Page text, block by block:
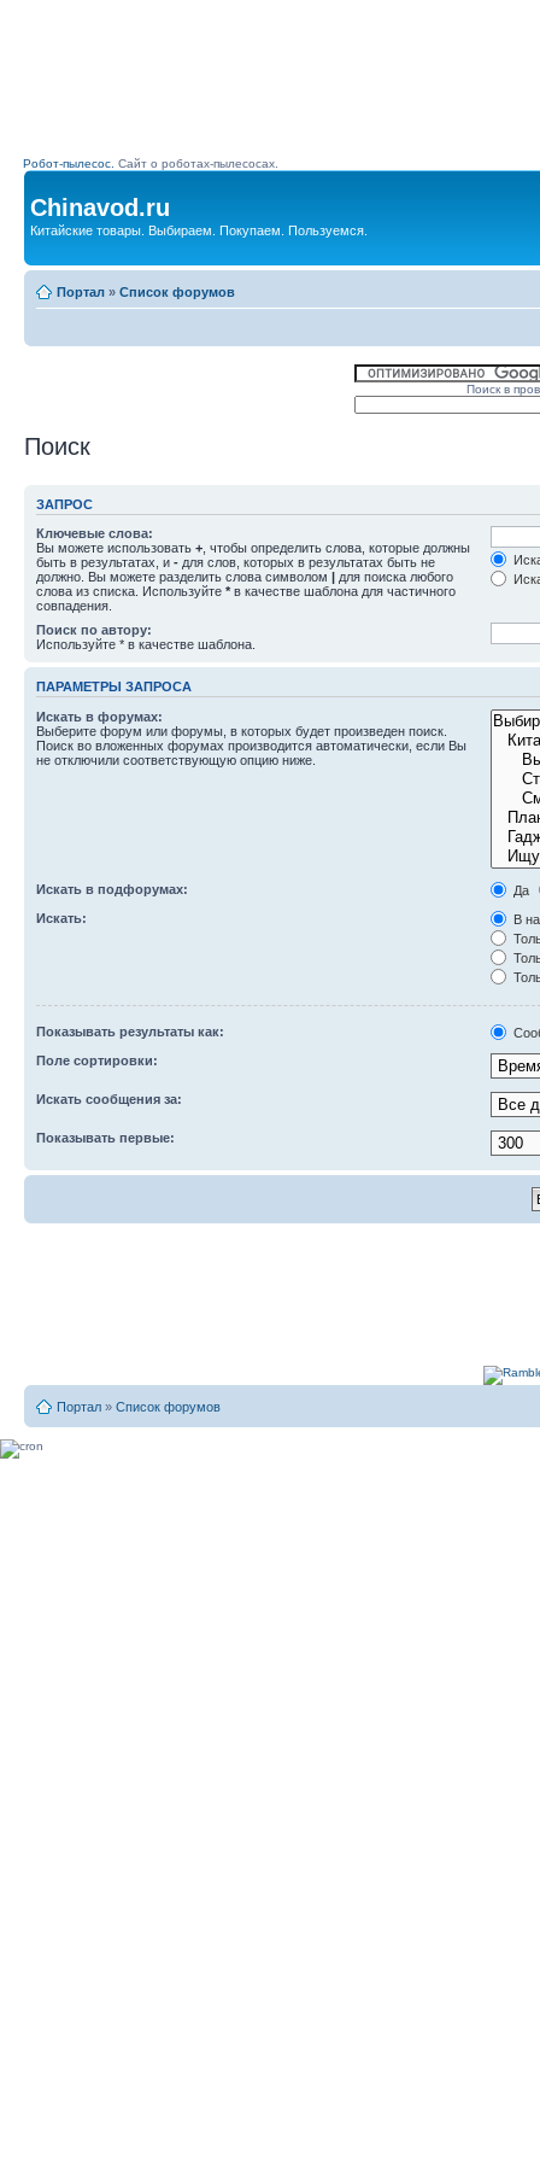
Робот-пылесос. Сайт о роботах-пылесосах.
Chinavod.ru
Китайские товары. Выбираем. Покупаем. Пользуемся.
Портал » Список форумов
Поиск в
Поиск
ЗАПРОС
Ключевые слова:
Вы можете использовать + , чтобы определить слова, которые должны
быть в результатах, и - для слов, которых в результатах быть не
должно. Вы можете разделить слова символом | для поиска любого
слова из списка. Используйте * в качестве шаблона для частичного
совпадения.
Поиск по автору:
Используйте * в качестве шаблона.
ПАРАМЕТРЫ ЗАПРОСА
Искать в форумах:
Выберите форум или форумы, в которых будет произведен поиск.
Поиск во вложенных форумах производится автоматически, если Вы
не отключили соответствующую опцию ниже.
Искать в подфорумах:
Да
Искать:
В
Показывать результаты как:
Поле сортировки:
Искать сообщения за:
Показывать первые:
Портал » Список форумов